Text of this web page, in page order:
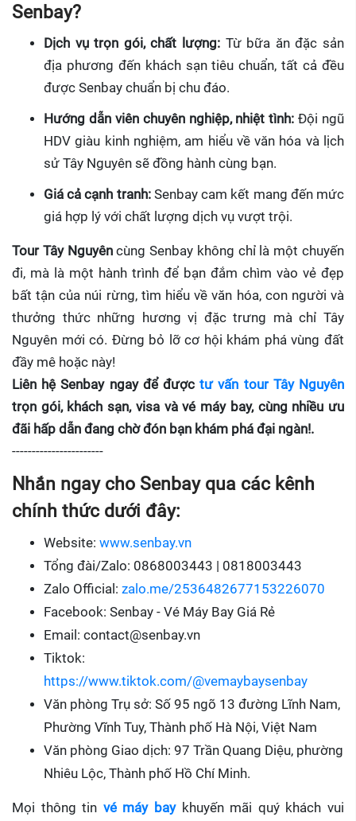
Senbay?
Dịch vụ trọn gói, chất lượng: Từ bữa ăn đặc sản
địa phương đến khách sạn tiêu chuẩn, tất cả đều
được Senbay chuẩn bị chu đáo.
Hướng dẫn viên chuyên nghiệp, nhiệt tình: Đội ngũ
HDV giàu kinh nghiệm, am hiểu về văn hóa và lịch
sử Tây Nguyên sẽ đồng hành cùng bạn.
Giá cả cạnh tranh:Senbay cam kết mang đến mức
giá hợp lý với chất lượng dịch vụ vượt trội.
Tour Tây Nguyêncùng Senbay không chỉ là một chuyến
đi, mà là một hành trình để bạn đắm chìm vào vẻ đẹp
bất tận của núi rừng, tìm hiểu về văn hóa, con người và
thưởng thức những hương vị đặc trưng mà chỉ Tây
Nguyên mới có. Đừng bỏ lỡ cơ hội khám phá vùng đất
đầy mê hoặc này!
Liên hệ Senbay ngay để được tư vấn tour Tây Nguyên
trọn gói, khách sạn, visa và vé máy bay, cùng nhiều ưu
đãi hấp dẫn đang chờ đón bạn khám phá đại ngàn!.
-----------------------
Nhắn ngay cho Senbay qua các kênh
chính thức dưới đây:
Website: www.senbay.vn
Tổng đài/Zalo: 0868003443 | 0818003443
Zalo Official: zalo.me/2536482677153226070
Facebook: Senbay - Vé Máy Bay Giá Rẻ
Email: contact@senbay.vn
Tiktok:
https://www.tiktok.com/@vemaybaysenbay
Văn phòng Trụ sở: Số 95 ngõ 13 đường Lĩnh Nam,
Phường Vĩnh Tuy, Thành phố Hà Nội, Việt Nam
Văn phòng Giao dịch: 97 Trần Quang Diệu, phường
Nhiêu Lộc, Thành phố Hồ Chí Minh.
Mọi thông tin vé máy baykhuyến mãi quý khách vui